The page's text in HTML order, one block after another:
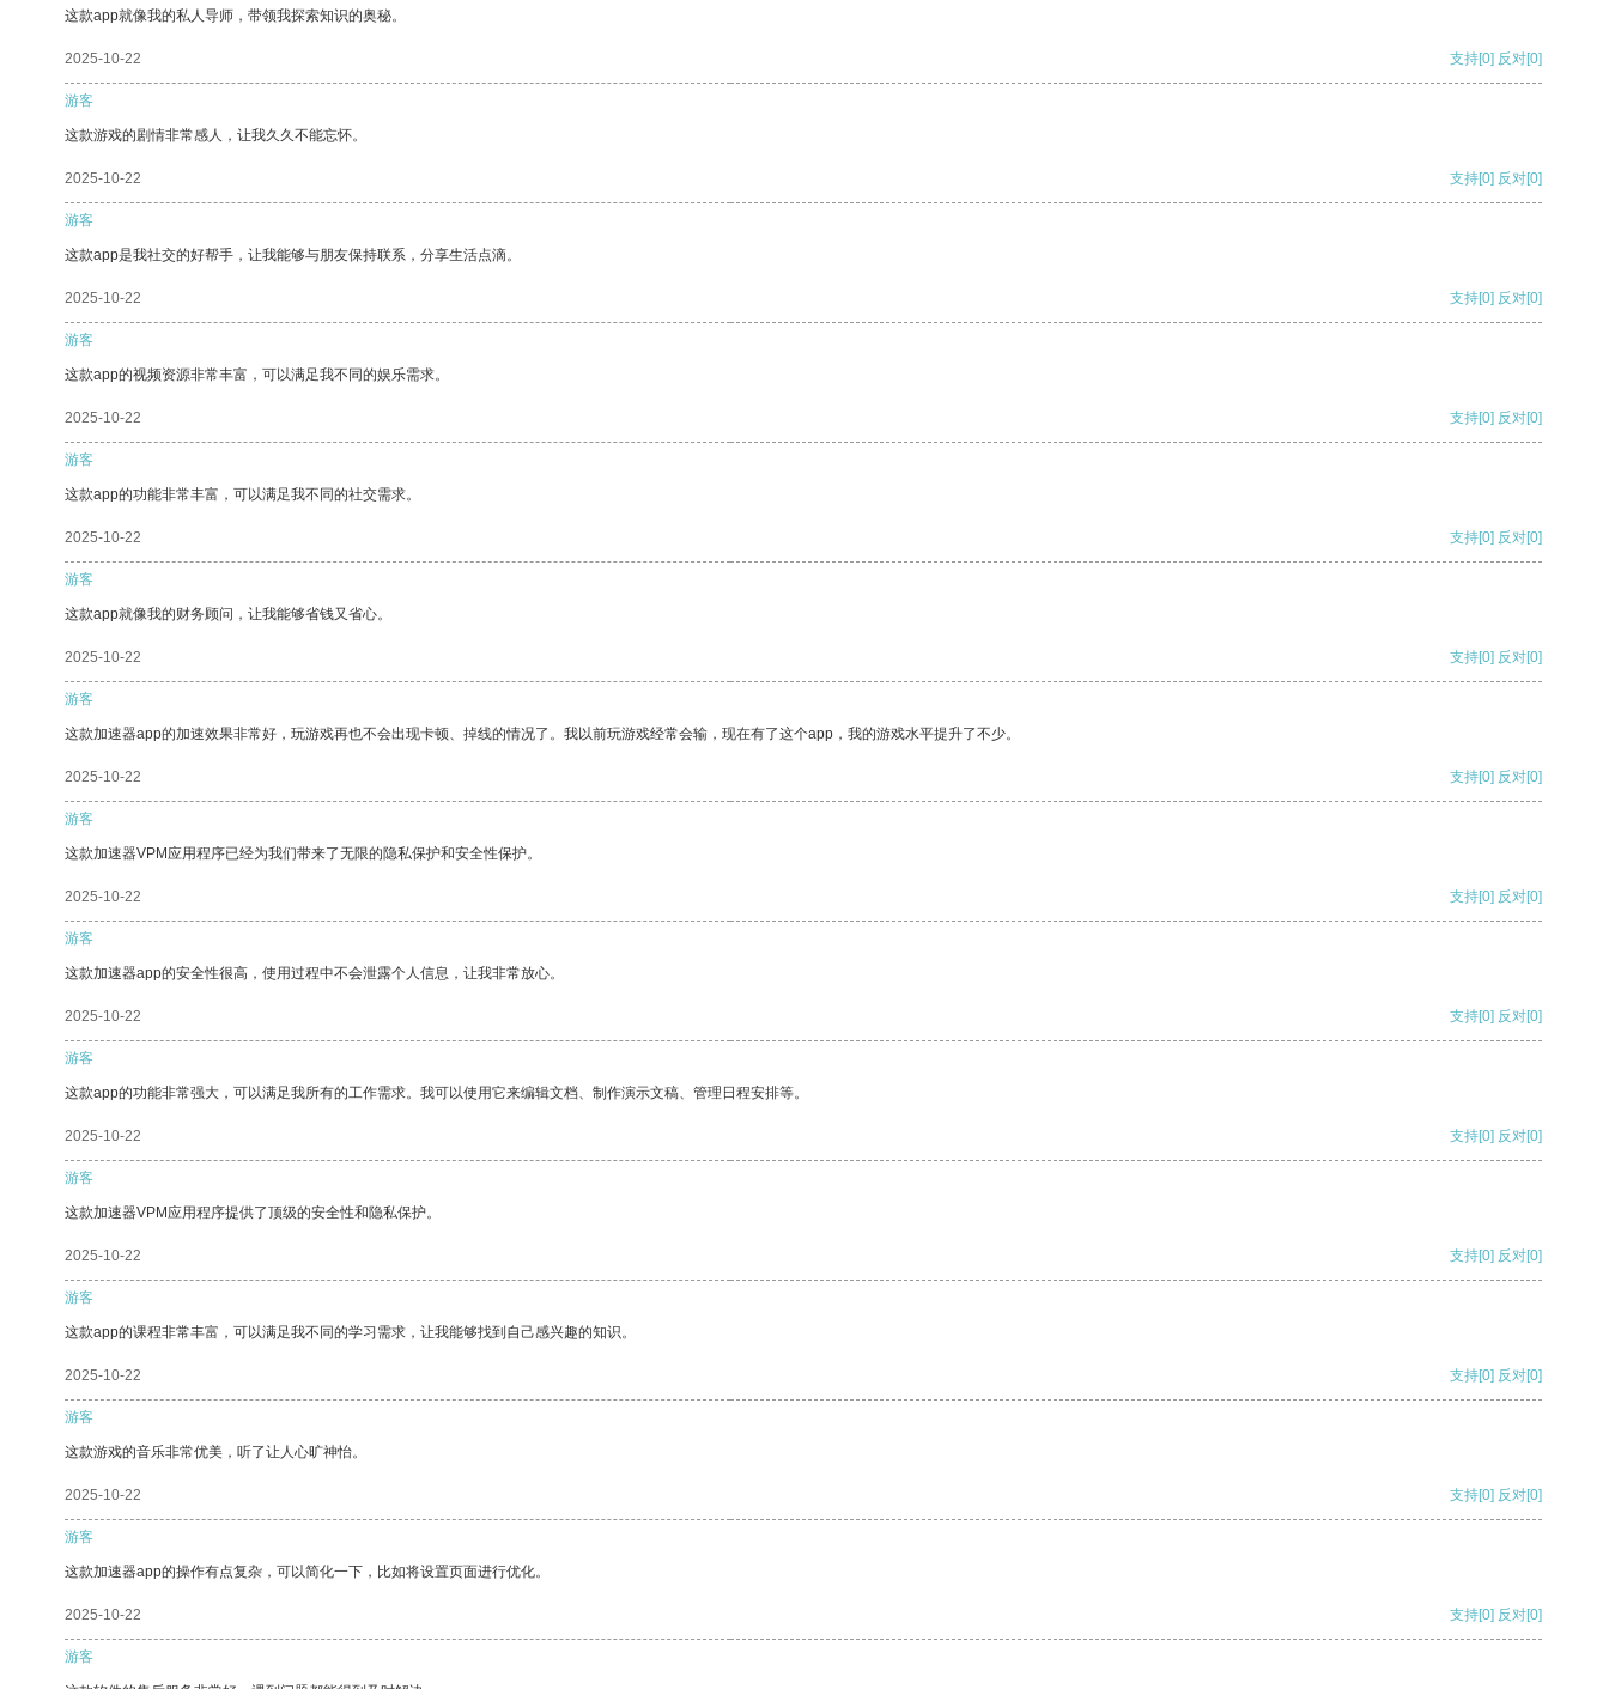
这款app就像我的私人导师，带领我探索知识的奥秘。
2025-10-22 支持[0] 反对[0]
游客
这款游戏的剧情非常感人，让我久久不能忘怀。
2025-10-22 支持[0] 反对[0]
游客
这款app是我社交的好帮手，让我能够与朋友保持联系，分享生活点滴。
2025-10-22 支持[0] 反对[0]
游客
这款app的视频资源非常丰富，可以满足我不同的娱乐需求。
2025-10-22 支持[0] 反对[0]
游客
这款app的功能非常丰富，可以满足我不同的社交需求。
2025-10-22 支持[0] 反对[0]
游客
这款app就像我的财务顾问，让我能够省钱又省心。
2025-10-22 支持[0] 反对[0]
游客
这款加速器app的加速效果非常好，玩游戏再也不会出现卡顿、掉线的情况了。我以前玩游戏经常会输，现在有了这个app，我的游戏水平提升了不少。
2025-10-22 支持[0] 反对[0]
游客
这款加速器VPM应用程序已经为我们带来了无限的隐私保护和安全性保护。
2025-10-22 支持[0] 反对[0]
游客
这款加速器app的安全性很高，使用过程中不会泄露个人信息，让我非常放心。
2025-10-22 支持[0] 反对[0]
游客
这款app的功能非常强大，可以满足我所有的工作需求。我可以使用它来编辑文档、制作演示文稿、管理日程安排等。
2025-10-22 支持[0] 反对[0]
游客
这款加速器VPM应用程序提供了顶级的安全性和隐私保护。
2025-10-22 支持[0] 反对[0]
游客
这款app的课程非常丰富，可以满足我不同的学习需求，让我能够找到自己感兴趣的知识。
2025-10-22 支持[0] 反对[0]
游客
这款游戏的音乐非常优美，听了让人心旷神怡。
2025-10-22 支持[0] 反对[0]
游客
这款加速器app的操作有点复杂，可以简化一下，比如将设置页面进行优化。
2025-10-22 支持[0] 反对[0]
游客